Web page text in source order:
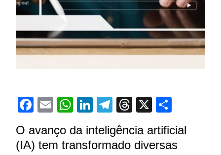
Facebook
EmailWhatsApp
LinkedIn
Telegram
Threads
X
O avanço da inteligência artificial
(IA) tem transformado diversas